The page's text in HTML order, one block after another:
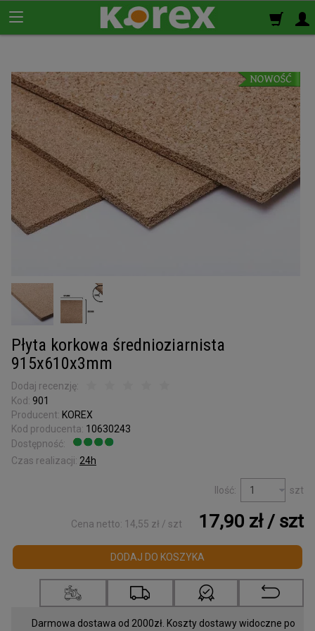
Korek ścienny
Płyty korkowe
Rolki korkowe
Podkład korkowy
pod panele
Korek izolacyjny
Izolacja termiczno-akustyczna
do terrarium
Podkładki korkowe
wykończeniowe
Akcesoria
Tablice w ramce
Korek dylatacyjny
Korki do butelek
Płyta korkowa średnioziarnista
915x610x3mm
Dodaj recenzję:
Kod: 901
Producent: KOREX
Kod producenta: 10630243
Dostępność:
Czas realizacji: 24h
Ilość: szt
Cena netto: 14,55 zł / szt 17,90 zł/ szt
DODAJ DO KOSZYKA
Darmowa dostawa od 2000zł. Koszty dostawy widoczne po